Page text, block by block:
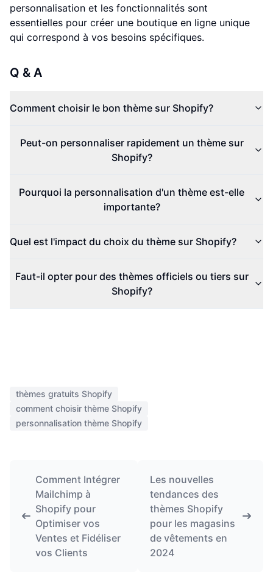
personnalisation et les fonctionnalités sont
essentielles pour créer une boutique en ligne unique
qui correspond à vos besoins spécifiques.
Q & A
Comment choisir le bon thème sur Shopify?
Peut-on personnaliser rapidement un thème sur
Shopify?
Pourquoi la personnalisation d'un thème est-elle
importante?
Quel est l'impact du choix du thème sur Shopify?
Faut-il opter pour des thèmes officiels ou tiers sur
Shopify?
thèmes gratuits Shopify
comment choisir thème Shopify
personnalisation thème Shopify
Comment Intégrer
Mailchimp à
Shopify pour
Optimiser vos
Ventes et Fidéliser
vos Clients
Les nouvelles
tendances des
thèmes Shopify
pour les magasins
de vêtements en
2024